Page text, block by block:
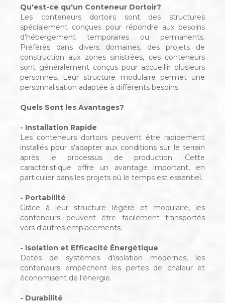
Qu'est-ce qu'un Conteneur Dortoir?
Les conteneurs dortoirs sont des structures
spécialement conçues pour répondre aux besoins
d’hébergement temporaires ou permanents.
Préférés dans divers domaines, des projets de
construction aux zones sinistrées, ces conteneurs
sont généralement conçus pour accueillir plusieurs
personnes. Leur structure modulaire permet une
personnalisation adaptée à différents besoins.
Quels Sont les Avantages?
- Installation Rapide
Les conteneurs dortoirs peuvent être rapidement
installés pour s'adapter aux conditions sur le terrain
après le processus de production. Cette
caractéristique offre un avantage important, en
particulier dans les projets où le temps est essentiel.
- Portabilité
Grâce à leur structure légère et modulaire, les
conteneurs peuvent être facilement transportés
vers d'autres emplacements.
- Isolation et Efficacité Énergétique
Dotés de systèmes d'isolation modernes, les
conteneurs empêchent les pertes de chaleur et
économisent de l'énergie.
- Durabilité